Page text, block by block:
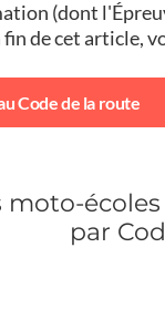
(dont
de cet article,
Code de la route
moto-
par